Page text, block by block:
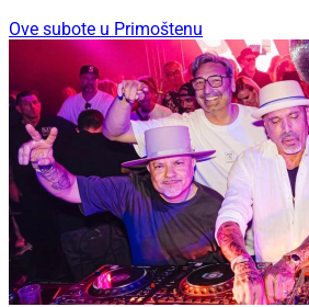
Ove subote u Primoštenu